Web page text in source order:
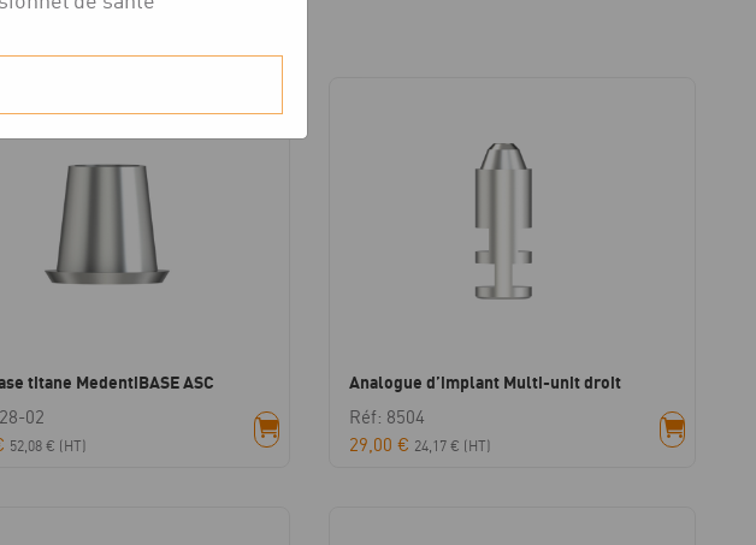
titane MedentiBASE ASC
02
52,08 € (HT)
Analogue d’implant Multi-unit droit
Réf: 8504
29,00€ 24,17€ (HT)